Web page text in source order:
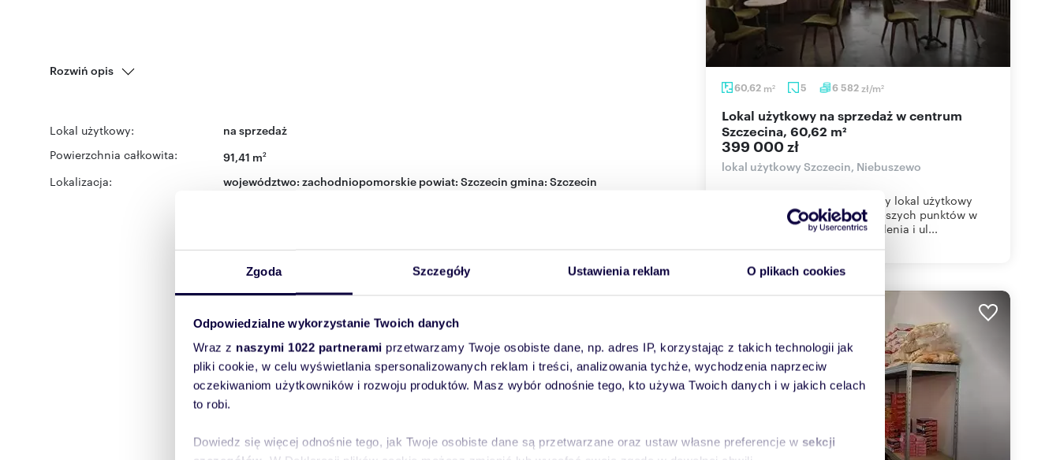
Zgoda Szczegóły Ustawienia reklam O plikach cookies
Odpowiedzialne wykorzystanie Twoich danych
Wraz z naszymi 1022 partnerami przetwarzamy Twoje osobiste dane, np. adres IP, korzystając z takich technologii jak
pliki cookie, w celu wyświetlania spersonalizowanych reklam i treści, analizowania tychże, wychodzenia naprzeciw
oczekiwaniom użytkowników i rozwoju produktów. Masz wybór odnośnie tego, kto używa Twoich danych i w jakich celach
to robi.
Dowiedz się więcej odnośnie tego, jak Twoje osobiste dane są przetwarzane oraz ustaw własne preferencje w sekcji
Rozwiń opis
Lokal użytkowy: na sprzedaż
Powierzchnia całkowita: 91,41 m2
Lokalizacja: województwo: zachodniopomorskie powiat: Szczecin gmina: Szczecin
miejscowość:
60,62 m2 5 6 582zł/m2
Lokal użytkowy na sprzedaż w centrum
Szczecina, 60,62 m²
399 000 zł
lokal użytkowy Szczecin, Niebuszewo
Oferujemy na sprzedaż narożny lokal użytkowy
usytuowany w jednym z najlepszych punktów w
mieście – u zbiegu alei Wyzwolenia i ul...